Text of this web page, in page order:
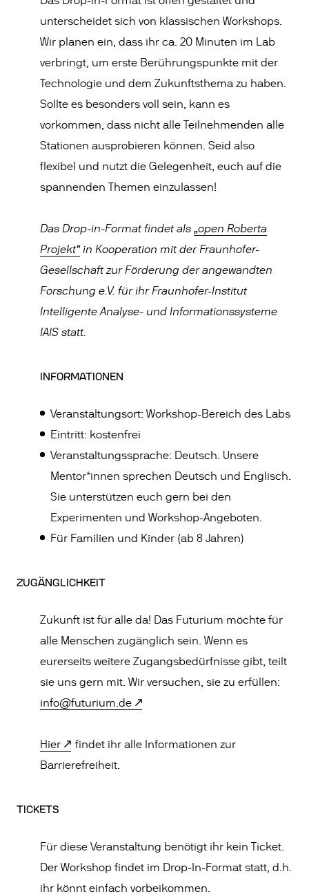
unterscheidet sich von klassischen Workshops.
Wir planen ein, dass ihr ca. 20 Minuten im Lab
verbringt, um erste Berührungspunkte mit der
Technologie und dem Zukunftsthema zu haben.
Sollte es besonders voll sein, kann es
vorkommen, dass nicht alle Teilnehmenden alle
Stationen ausprobieren können. Seid also
flexibel und nutzt die Gelegenheit, euch auf die
spannenden Themen einzulassen!
Das Drop-in-Format findet als„open Roberta
Projekt“in Kooperation mit der Fraunhofer-
Gesellschaft zur Förderung der angewandten
Forschung e.V. für ihr Fraunhofer-Institut
Intelligente Analyse- und Informationssysteme
IAIS statt.
INFORMATIONEN
Veranstaltungsort: Workshop-Bereich des Labs
Eintritt: kostenfrei
Veranstaltungssprache: Deutsch. Unsere
Mentor*innen sprechen Deutsch und Englisch.
Sie unterstützen euch gern bei den
Experimenten und Workshop-Angeboten.
Für Familien und Kinder (ab 8 Jahren)
ZUGÄNGLICHKEIT
Zukunft ist für alle da! Das Futurium möchte für
alle Menschen zugänglich sein. Wenn es
eurerseits weitere Zugangsbedürfnisse gibt, teilt
sie uns gern mit. Wir versuchen, sie zu erfüllen:
info@futurium.de
Hier
findet ihr alle Informationen zur
Barrierefreiheit.
TICKETS
Für diese Veranstaltung benötigt ihr kein Ticket.
Der Workshop findet im Drop-In-Format statt, d.h.
ihr könnt einfach vorbeikommen.